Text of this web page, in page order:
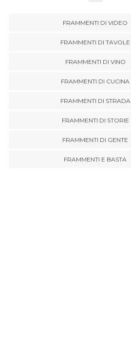
FRAMMENTI DI VIDEO
FRAMMENTI DI TAVOLE
FRAMMENTI DI VINO
FRAMMENTI DI CUCINA
FRAMMENTI DI STRADA
FRAMMENTI DI STORIE
FRAMMENTI DI GENTE
FRAMMENTI E BASTA